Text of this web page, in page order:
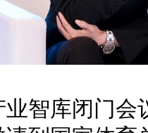
库闭门会